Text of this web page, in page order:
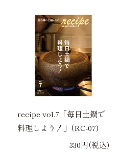
recipe vol.7「毎日土鍋で
料理しよう！」(RC-07)
330円(税込)